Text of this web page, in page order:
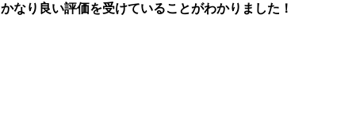
かなり良い評価を受けていることがわかりました！